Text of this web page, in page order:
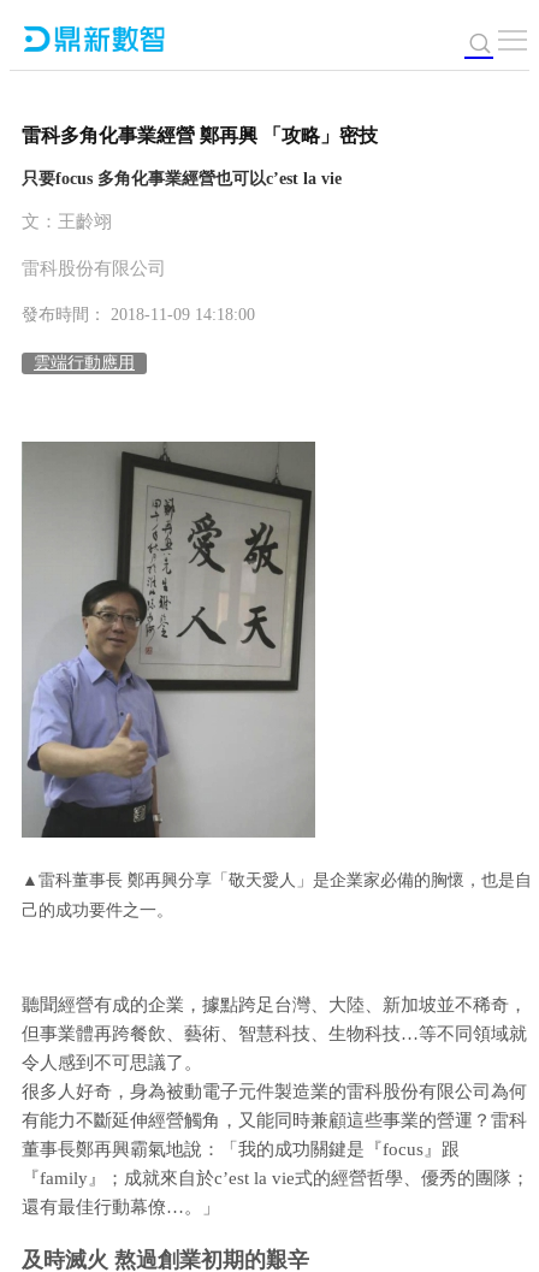
雷科多角化事業經營 鄭再興 「攻略」密技
只要focus 多角化事業經營也可以c’est la vie
文：王齡翊
雷科股份有限公司
發布時間： 2018-11-09 14:18:00
雲端行動應用
▲雷科董事長 鄭再興分享「敬天愛人」是企業家必備的胸懷，也是自
己的成功要件之一。
聽聞經營有成的企業，據點跨足台灣、大陸、新加坡並不稀奇，
但事業體再跨餐飲、藝術、智慧科技、生物科技…等不同領域就
令人感到不可思議了。
很多人好奇，身為被動電子元件製造業的雷科股份有限公司為何
有能力不斷延伸經營觸角，又能同時兼顧這些事業的營運？雷科
董事長鄭再興霸氣地說：「我的成功關鍵是『focus』跟
『family』；成就來自於c’est la vie式的經營哲學、優秀的團隊；
還有最佳行動幕僚…。」
及時滅火 熬過創業初期的艱辛